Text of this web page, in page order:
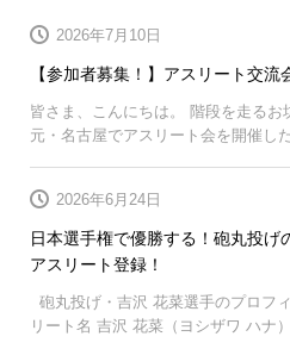
【参加者募集！】アスリート交
2026年7月10日
皆さま、こんにちは。 階段を走る
元・名古屋でアスリート会を開催し
日本選手権で優勝する！砲丸投げ
アスリート登録！
2026年6月24日
砲丸投げ・吉沢 花菜選手のプロフ
リート名 吉沢 花菜（ヨシザワ ハナ